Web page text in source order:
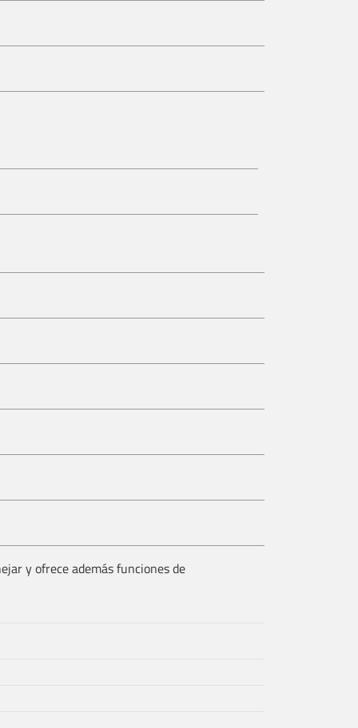
y ofrece además funciones de